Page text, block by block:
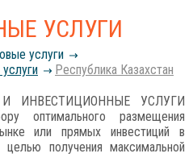
УСЛУГИ
услуги
Республика Казахстан
И ИНВЕСТИЦИОННЫЕ УСЛУГИ
оптимального размещения
или прямых инвестиций в
целью получения максимальной